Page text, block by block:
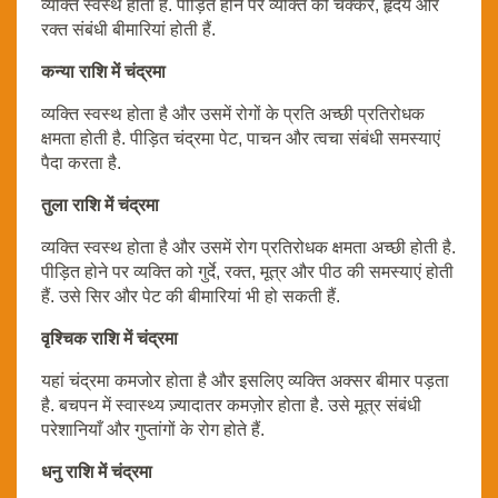
व्यक्ति स्वस्थ होता है. पीड़ित होने पर व्यक्ति को चक्कर, हृदय और
रक्त संबंधी बीमारियां होती हैं.
कन्या राशि में चंद्रमा
व्यक्ति स्वस्थ होता है और उसमें रोगों के प्रति अच्छी प्रतिरोधक
क्षमता होती है. पीड़ित चंद्रमा पेट, पाचन और त्वचा संबंधी समस्याएं
पैदा करता है.
तुला राशि में चंद्रमा
व्यक्ति स्वस्थ होता है और उसमें रोग प्रतिरोधक क्षमता अच्छी होती है.
पीड़ित होने पर व्यक्ति को गुर्दे, रक्त, मूत्र और पीठ की समस्याएं होती
हैं. उसे सिर और पेट की बीमारियां भी हो सकती हैं.
वृश्चिक राशि में चंद्रमा
यहां चंद्रमा कमजोर होता है और इसलिए व्यक्ति अक्सर बीमार पड़ता
है. बचपन में स्वास्थ्य ज़्यादातर कमज़ोर होता है. उसे मूत्र संबंधी
परेशानियाँ और गुप्तांगों के रोग होते हैं.
धनु राशि में चंद्रमा